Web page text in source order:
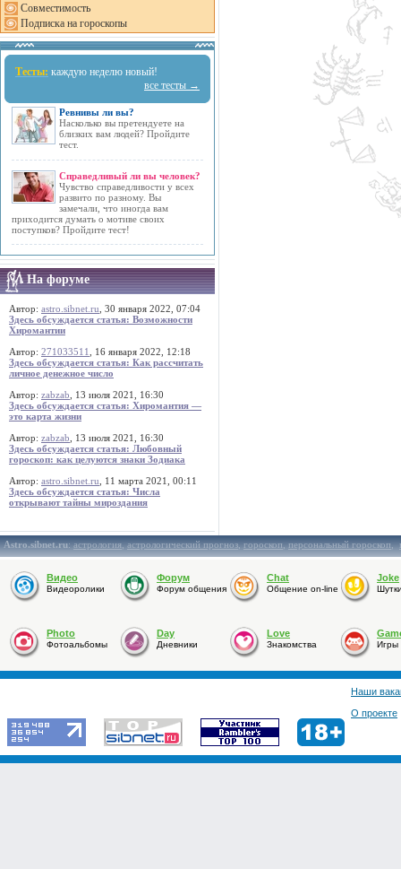
Совместимость
Подписка на гороскопы
Тесты: каждую неделю новый!
все тесты →
Ревнивы ли вы?
Насколько вы претендуете на
близких вам людей? Пройдите
тест.
Справедливый ли вы человек?
Чувство справедливости у всех
развито по разному. Вы
замечали, что иногда вам
приходится думать о мотиве своих
поступков? Пройдите тест!
На форуме
Автор: astro.sibnet.ru , 30 января 2022, 07:04
Здесь обсуждается статья: Возможности
Хиромантии
Автор: 271033511
, 16 января 2022, 12:18
Здесь обсуждается статья: Как рассчитать
личное денежное число
Автор: zabzab , 13 июля 2021, 16:30
Здесь обсуждается статья: Хиромантия —
это карта жизни
Автор: zabzab , 13 июля 2021, 16:30
Здесь обсуждается статья: Любовный
гороскоп: как целуются знаки Зодиака
Автор: astro.sibnet.ru , 11 марта 2021, 00:11
Здесь обсуждается статья: Числа
открывают тайны мироздания
Astro.sibnet.ru:астрология,астрологический прогноз,гороскоп,персональный гороскоп,
Видео
Видеоролики
Форум
Форум общения
Chat
Общение on-line
Joke
Photo
Фотоальбомы
Day
Дневники
Love
Знакомства Игры
Наши
О проекте